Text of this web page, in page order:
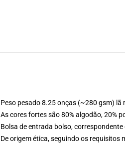
Peso pesado 8.25 onças (~280 gsm) lã
As cores fortes são 80% algodão, 20%
Bolsa de entrada bolso,
De origem ética, seguindo os requisitos